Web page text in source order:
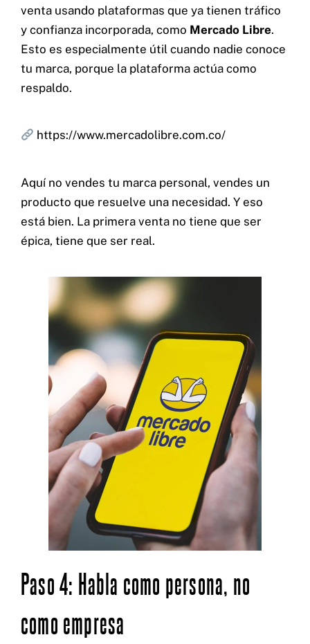
venta usando plataformas que ya tienen tráfico
y confianza incorporada, como Mercado Libre.
Esto es especialmente útil cuando nadie conoce
tu marca, porque la plataforma actúa como
respaldo.
https://www.mercadolibre.com.co/
Aquí no vendes tu marca personal, vendes un
producto que resuelve una necesidad. Y eso
está bien. La primera venta no tiene que ser
épica, tiene que ser real.
Paso 4: Habla como persona, no
como empresa